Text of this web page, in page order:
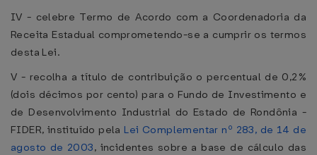
IV - celebre Termo de Acordo com a Coordenadoria da
Receita Estadual comprometendo-se a cumprir os termos
desta Lei.
V - recolha a título de contribuição o percentual de 0,2%
(dois décimos por cento) para o Fundo de Investimento e
de Desenvolvimento Industrial do Estado de Rondônia -
FIDER, instituído pela Lei Complementar nº 283, de 14 de
agosto de 2003, incidentes sobre a base de cálculo das